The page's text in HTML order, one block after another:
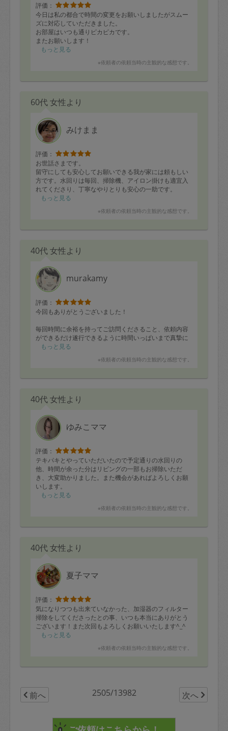
評価：
今日は私の都合で時間の変更をお願いしましたがスムー
ズに対応していただきました。
お部屋はいつも通りピカピカです。
またお願いします！
もっと見る
※依頼者の依頼当時の主観的な感想です。
60代 女性より
みけまま
評価：
お世話さまです。
留守にしても安心してお願いできる我が家には頼もしい
方です。水回りは毎回、掃除機、アイロン掛けも適宜入
れてくださり、丁寧なやりとりも安心の一助です。
もっと見る
※依頼者の依頼当時の主観的な感想です。
40代 女性より
murakamy
評価：
今回もありがとうございました！
毎回時間に余裕を持ってご訪問くださること、依頼内容
ができるだけ遂行できるように時間いっぱいまで真摯に
ご対応くださることをとてもありがたく感じています。
次回もよろしくお願いいたします。
もっと見る
※依頼者の依頼当時の主観的な感想です。
40代 女性より
ゆみこママ
評価：
テキパキとやっていただいたので予定通りの水回りの
他、時間が余った分はリビングの一部もお掃除いただ
き、大変助かりました。また機会があればよろしくお願
いします。
もっと見る
※依頼者の依頼当時の主観的な感想です。
40代 女性より
夏子ママ
評価：
気になりつつも出来ていなかった、加湿器のフィルター
掃除をしてくださったとの事、いつも本当にありがとう
ございます！また次回もよろしくお願いいたします^_^
もっと見る
※依頼者の依頼当時の主観的な感想です。
前へ 2505/13982 次へ